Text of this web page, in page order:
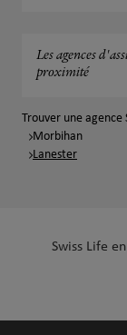
Les agences
proximité
Trouver une agence
Morbihan
Lanester
Swiss Life